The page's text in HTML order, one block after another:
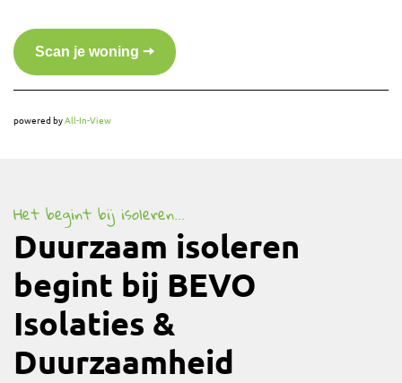
powered byAll-In-View
Het begint bij isoleren...
Duurzaam isoleren
begint bij BEVO
Isolaties &
Duurzaamheid